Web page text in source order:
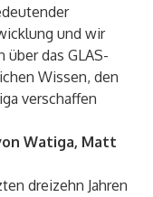
und wir
über das GLAS-
Wissen, den
verschaffen
Watiga, Matt
dreizehn Jahren